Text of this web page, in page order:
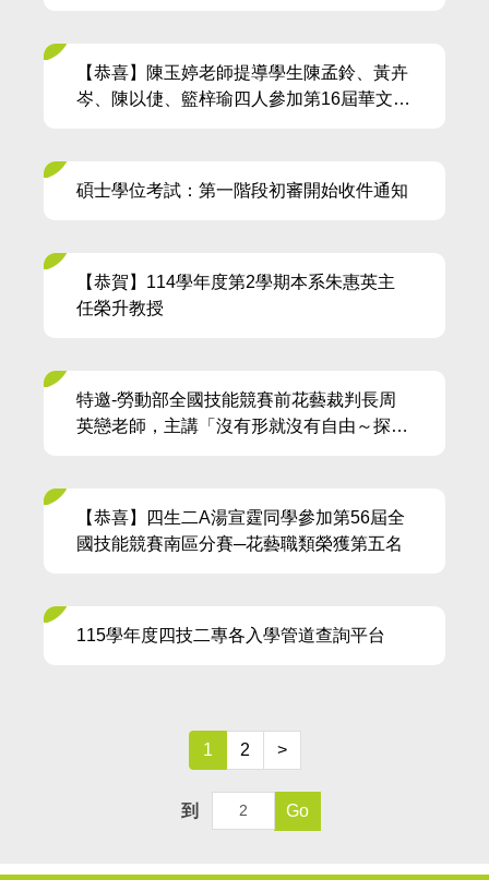
【恭喜】陳玉婷老師提導學生陳孟鈴、黃卉
岑、陳以倢、籃梓瑜四人參加第16屆華文電
碩士學位考試：第一階段初審開始收件通知
【恭賀】114學年度第2學期本系朱惠英主
任榮升教授
特邀-勞動部全國技能競賽前花藝裁判長周
英戀老師，主講「沒有形就沒有自由～探尋
【恭喜】四生二A湯宣霆同學參加第56屆全
國技能競賽南區分賽─花藝職類榮獲第五名
115學年度四技二專各入學管道查詢平台
1 2 >
到 Go